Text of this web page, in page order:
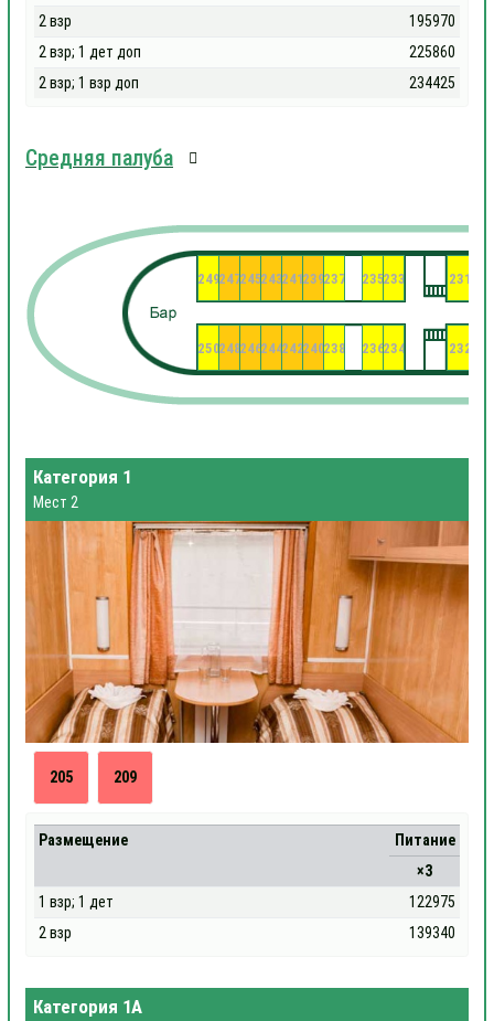
2 взр
195970
2 взр; 1 дет доп
225860
2 взр; 1 взр доп
234425
Средняя палуба
231
232
233
234
235
236
237
238
239
240
241
242
243
244
245
246
247
248
249
250
Категория 1
Мест 2
205 209
Размещение
Питание
×3
1 взр; 1 дет
122975
2 взр
139340
Категория 1А